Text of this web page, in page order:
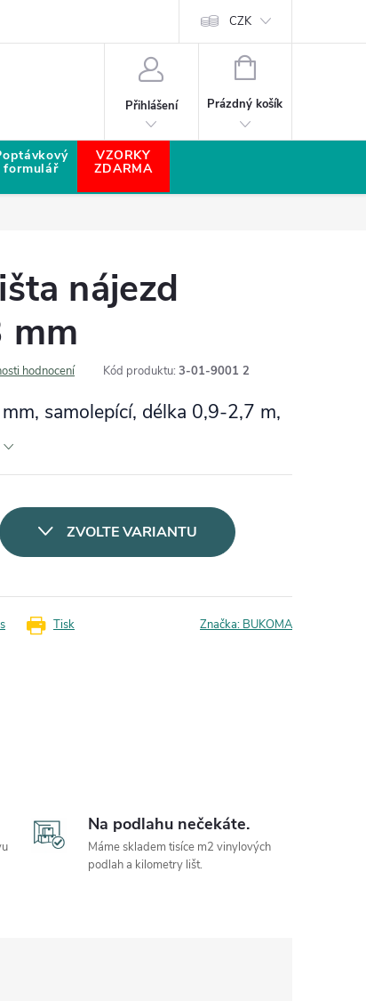
CZK
Přihlášení
NÁKUPNÍ KOŠÍK
Prázdný košík
formulář
VZORKY
ZDARMA
nájezd
mm
hodnocení Kód produktu: 3-01-9001 2
samolepící, délka 0,9-2,7 m,
ZVOLTE VARIANTU
Tisk Značka: BUKOMA
Na podlahu nečekáte.
Máme skladem tisíce m2 vinylových
podlah a kilometry lišt.